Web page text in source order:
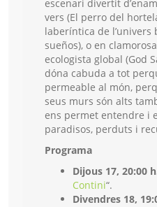
escenari divertit
vers (El perro del
laberíntica de l’univers
sueños), o en
ecologista global (God
dóna cabuda a tot
permeable al món,
seus murs són alts
ens permet entendre i
paradisos, perduts i
Programa
Dijous 17, 20:00
Contini“.
Divendres 18,